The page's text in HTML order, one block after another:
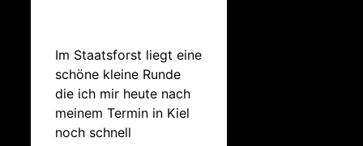
Im Staatsforst liegt eine
schöne kleine Runde
die ich mir heute nach
meinem Termin in Kiel
noch schnell